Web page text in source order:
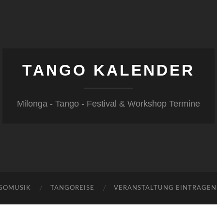
TANGO KALENDER
Milonga - Tango - Festival & Workshop Termine
TANGOREISE VERANSTALTUNG EINTRAGEN